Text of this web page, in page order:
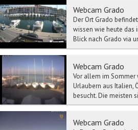
Webcam Grado
Der Ort Grado
wissen wie heute das
Blick nach Grado via
Webcam Grado
Vor allem im Sommer
Urlaubern aus Italien,
besucht. Die meisten
Webcam Grado